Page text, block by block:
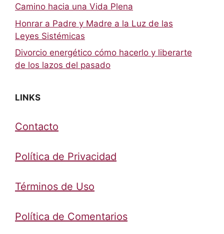
Camino hacia una Vida Plena
Honrar a Padre y Madre a la Luz de las
Leyes Sistémicas
Divorcio energético cómo hacerlo y liberarte
de los lazos del pasado
LINKS
Contacto
Política de Privacidad
Términos de Uso
Política de Comentarios